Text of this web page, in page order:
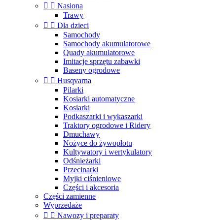
  Nasiona
Trawy
  Dla dzieci
Samochody
Samochody akumulatorowe
Quady akumulatorowe
Imitacje sprzętu zabawki
Baseny ogrodowe
  Husqvarna
Pilarki
Kosiarki automatyczne
Kosiarki
Podkaszarki i wykaszarki
Traktory ogrodowe i Ridery
Dmuchawy
Nożyce do żywopłotu
Kultywatory i wertykulatory
Odśnieżarki
Przecinarki
Myjki ciśnieniowe
Części i akcesoria
Części zamienne
Wyprzedaże
  Nawozy i preparaty